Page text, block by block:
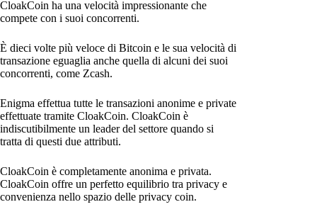
CloakCoin ha una velocità impressionante che
compete con i suoi concorrenti.
È dieci volte più veloce di Bitcoin e le sua velocità di
transazione eguaglia anche quella di alcuni dei suoi
concorrenti, come Zcash.
Enigma effettua tutte le transazioni anonime e private
effettuate tramite CloakCoin. CloakCoin è
indiscutibilmente un leader del settore quando si
tratta di questi due attributi.
CloakCoin è completamente anonima e privata.
CloakCoin offre un perfetto equilibrio tra privacy e
convenienza nello spazio delle privacy coin.